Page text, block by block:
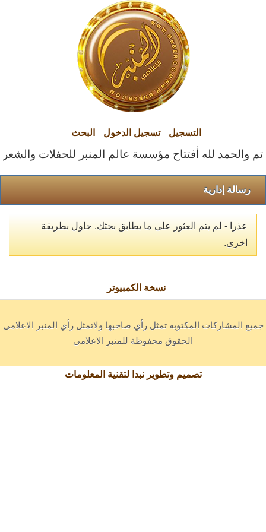
التسجيل تسجيل الدخول البحث
تم والحمد لله أفتتاح مؤسسة عالم المنبر للحفلات
رسالة إدارية
عذرا - لم يتم العثور على ما يطابق بحثك. حاول بطريقة
اخرى.
نسخة الكمبيوتر
جميع المشاركات المكتوبه تمثل رأي صاحبها ولاتمثل رأي المنبر الاعلامى
الحقوق محفوظة للمنبر الاعلامى
تصميم وتطوير نبدا لتقنية المعلومات